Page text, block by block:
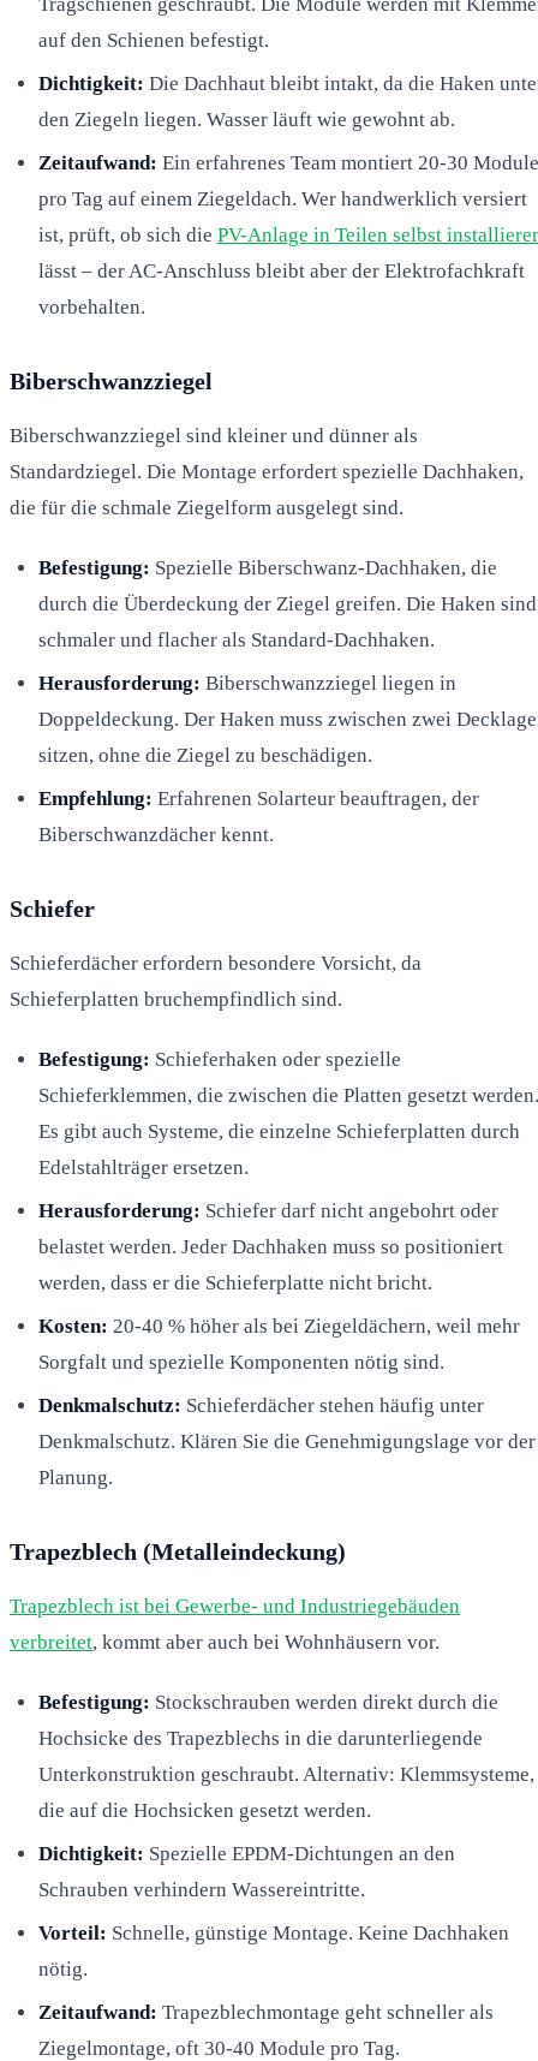
auf den Schienen befestigt.
Dichtigkeit: Die Dachhaut bleibt intakt, da die Haken
den Ziegeln liegen. Wasser läuft wie gewohnt ab.
Zeitaufwand: Ein erfahrenes Team montiert 20-30 Module
pro Tag auf einem Ziegeldach. Wer handwerklich versiert
ist, prüft, ob sich die PV-Anlage in Teilen selbst
lässt – der AC-Anschluss bleibt aber der Elektrofachkraft
vorbehalten.
Biberschwanzziegel
Biberschwanzziegel sind kleiner und dünner als
Standardziegel. Die Montage erfordert spezielle Dachhaken,
die für die schmale Ziegelform ausgelegt sind.
Befestigung: Spezielle Biberschwanz-Dachhaken, die
durch die Überdeckung der Ziegel greifen. Die Haken sind
schmaler und flacher als Standard-Dachhaken.
Herausforderung: Biberschwanzziegel liegen in
Doppeldeckung. Der Haken muss zwischen zwei
sitzen, ohne die Ziegel zu beschädigen.
Empfehlung: Erfahrenen Solarteur beauftragen, der
Biberschwanzdächer kennt.
Schiefer
Schieferdächer erfordern besondere Vorsicht, da
Schieferplatten bruchempfindlich sind.
Befestigung: Schieferhaken oder spezielle
Schieferklemmen, die zwischen die Platten gesetzt werden.
Es gibt auch Systeme, die einzelne Schieferplatten durch
Edelstahlträger ersetzen.
Herausforderung: Schiefer darf nicht angebohrt oder
belastet werden. Jeder Dachhaken muss so positioniert
werden, dass er die Schieferplatte nicht bricht.
Kosten: 20-40 % höher als bei Ziegeldächern, weil mehr
Sorgfalt und spezielle Komponenten nötig sind.
Denkmalschutz: Schieferdächer stehen häufig unter
Denkmalschutz. Klären Sie die Genehmigungslage vor der
Planung.
Trapezblech (Metalleindeckung)
Trapezblech ist bei Gewerbe- und Industriegebäuden
verbreitet, kommt aber auch bei Wohnhäusern vor.
Befestigung: Stockschrauben werden direkt durch die
Hochsicke des Trapezblechs in die darunterliegende
Unterkonstruktion geschraubt. Alternativ: Klemmsysteme,
die auf die Hochsicken gesetzt werden.
Dichtigkeit: Spezielle EPDM-Dichtungen an den
Schrauben verhindern Wassereintritte.
Vorteil: Schnelle, günstige Montage. Keine Dachhaken
nötig.
Zeitaufwand: Trapezblechmontage geht schneller als
Ziegelmontage, oft 30-40 Module pro Tag.